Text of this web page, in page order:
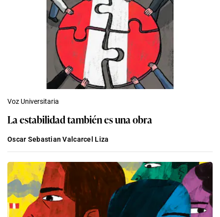
Voz Universitaria
La estabilidad también es una obra
Oscar Sebastian Valcarcel Liza